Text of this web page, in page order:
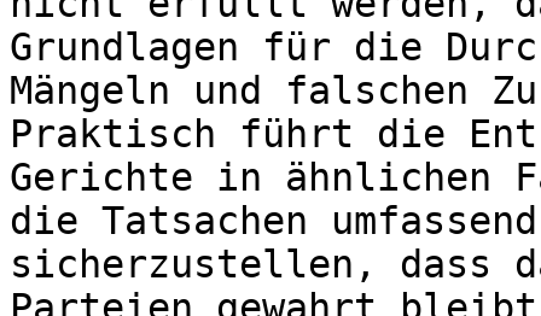
Grundlagen für die
Mängeln und falschen
Praktisch führt die
Gerichte in ähnlichen
die Tatsachen
sicherzustellen, dass